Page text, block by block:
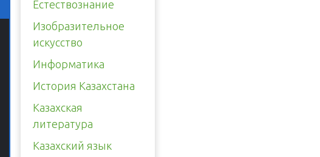
Естествознание
Изобразительное
искусство
Информатика
История Казахстана
Казахская
литература
Казахский язык